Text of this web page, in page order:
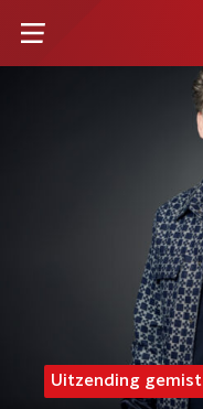
Uitzending gemist